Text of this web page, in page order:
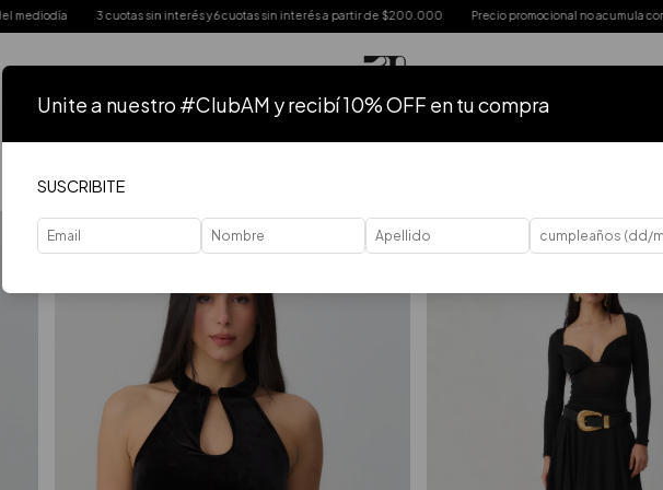
sin interés y 6 cuotas sin interés a partir de $200.000 Precio promocional no acumula con otras promociones
Unite a nuestro #ClubAM y recibí 10% OFF en tu compra
SUSCRIBITE